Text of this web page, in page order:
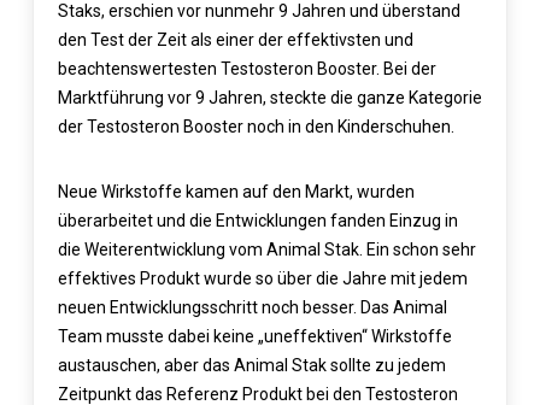
Staks, erschien vor nunmehr 9 Jahren und überstand
den Test der Zeit als einer der effektivsten und
beachtenswertesten Testosteron Booster. Bei der
Marktführung vor 9 Jahren, steckte die ganze Kategorie
der Testosteron Booster noch in den Kinderschuhen.
Neue Wirkstoffe kamen auf den Markt, wurden
überarbeitet und die Entwicklungen fanden Einzug in
die Weiterentwicklung vom Animal Stak. Ein schon sehr
effektives Produkt wurde so über die Jahre mit jedem
neuen Entwicklungsschritt noch besser. Das Animal
Team musste dabei keine „uneffektiven“ Wirkstoffe
austauschen, aber das Animal Stak sollte zu jedem
Zeitpunkt das Referenz Produkt bei den Testosteron